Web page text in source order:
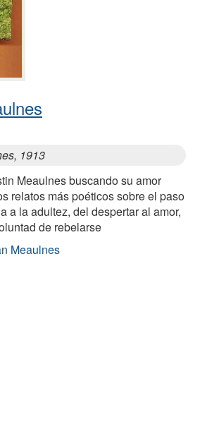
1913
Meaulnes buscando su amor
relatos más poéticos sobre el paso
a la adultez, del despertar al amor,
de rebelarse
Meaulnes